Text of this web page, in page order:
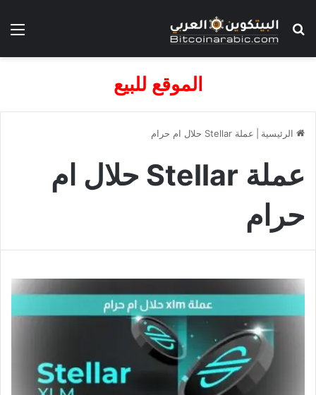
بحث عن
الموقع للبيع
الرئيسية عملة Stellar حلال ام حرام
عملة Stellar حلال ام
حرام